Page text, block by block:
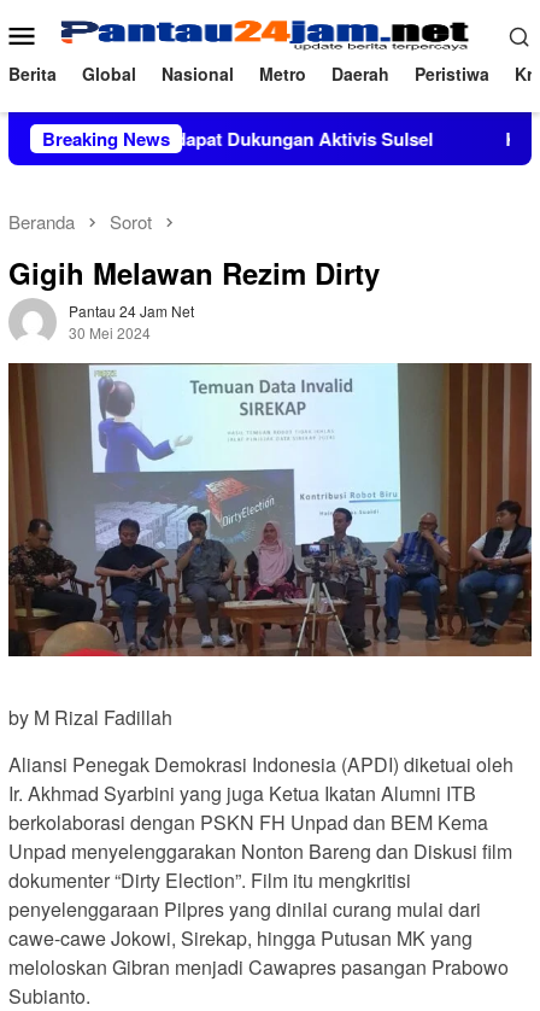
ke
konten
Menu
Mobile
Berita Global Nasional Metro Daerah Peristiwa
Breaking News
Mendapat Dukungan Aktivis Sulsel Kapolres
Beranda Sorot
Gigih Melawan Rezim Dirty
Pantau 24 Jam Net
30 Mei 2024
by M Rizal Fadillah
Aliansi Penegak Demokrasi Indonesia (APDI) diketuai oleh
Ir. Akhmad Syarbini yang juga Ketua Ikatan Alumni ITB
berkolaborasi dengan PSKN FH Unpad dan BEM Kema
Unpad menyelenggarakan Nonton Bareng dan Diskusi film
dokumenter “Dirty Election”. Film itu mengkritisi
penyelenggaraan Pilpres yang dinilai curang mulai dari
cawe-cawe Jokowi, Sirekap, hingga Putusan MK yang
meloloskan Gibran menjadi Cawapres pasangan Prabowo
Subianto.